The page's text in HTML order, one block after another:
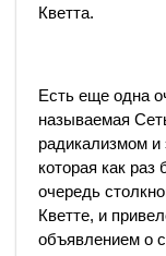
Кветта.
Есть еще одна
называемая
радикализмом и
которая как
очередь
Кветте, и
объявлением о